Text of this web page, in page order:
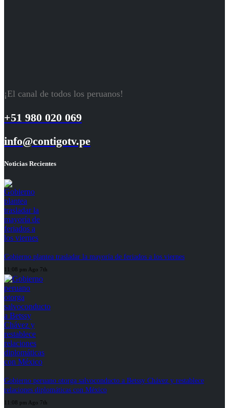
¡El canal de todos los peruanos!
+51 980 020 069
info@contigotv.pe
Noticias Recientes
Gobierno plantea trasladar la mayoría de feriados a los viernes
11:08 pm Ago 7th
Gobierno peruano otorga salvoconducto a Betssy Chávez y restablece
relaciones diplomáticas con México
11:08 pm Ago 7th